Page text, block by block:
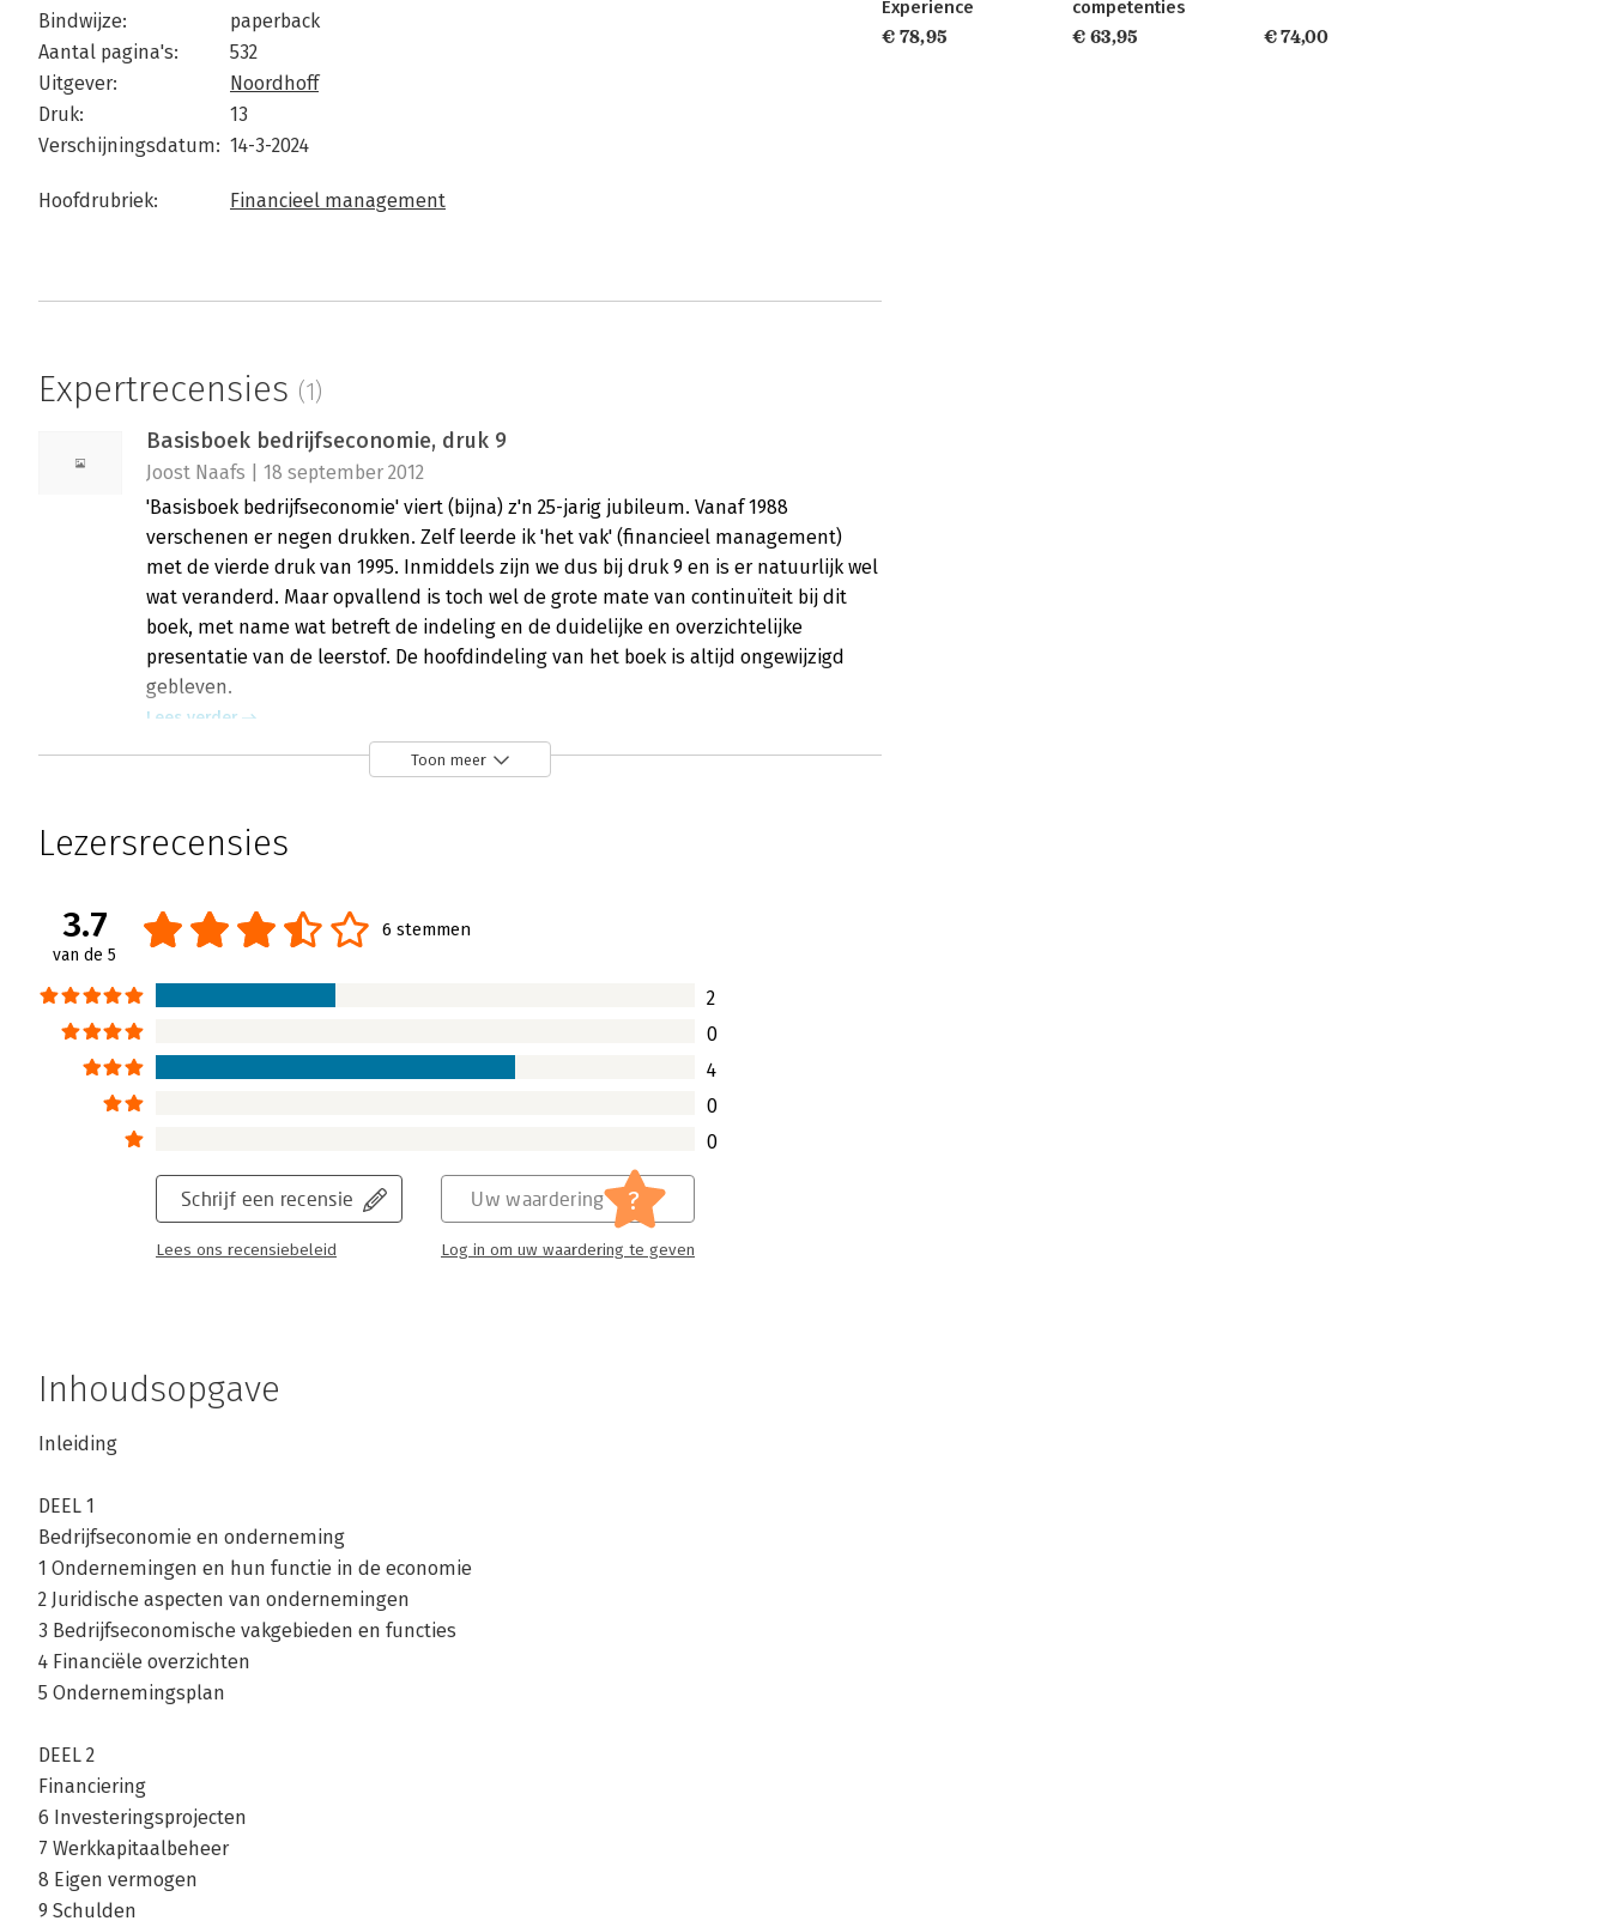
Bindwijze:
paperback
Aantal pagina's:
532
Uitgever:
Noordhoff
Druk:
13
Verschijningsdatum: 14-3-2024
Hoofdrubriek: Financieel management
Expertrecensies (1)
Basisboek bedrijfseconomie, druk 9
Joost Naafs | 18 september 2012
'Basisboek bedrijfseconomie' viert (bijna) z'n 25-jarig jubileum. Vanaf 1988
verschenen er negen drukken. Zelf leerde ik 'het vak' (financieel management)
met de vierde druk van 1995. Inmiddels zijn we dus bij druk 9 en is er natuurlijk wel
wat veranderd. Maar opvallend is toch wel de grote mate van continuïteit bij dit
boek, met name wat betreft de indeling en de duidelijke en overzichtelijke
presentatie van de leerstof. De hoofdindeling van het boek is altijd ongewijzigd
gebleven.
Lees verder
Toon meer
Lezersrecensies
3.7
van de 5
6 stemmen
2
0
4
0
0
Schrijf een recensie
Lees ons recensiebeleid
Uw waardering ?
Log in om uw waardering te geven
Inhoudsopgave
Inleiding
DEEL 1
Bedrijfseconomie en onderneming
1 Ondernemingen en hun functie in de economie
2 Juridische aspecten van ondernemingen
3 Bedrijfseconomische vakgebieden en functies
4 Financiële overzichten
5 Ondernemingsplan
DEEL 2
Financiering
6 Investeringsprojecten
7 Werkkapitaalbeheer
8 Eigen vermogen
9 Schulden
Experience
€ 78,95
competenties
€ 63,95
€ 74,00